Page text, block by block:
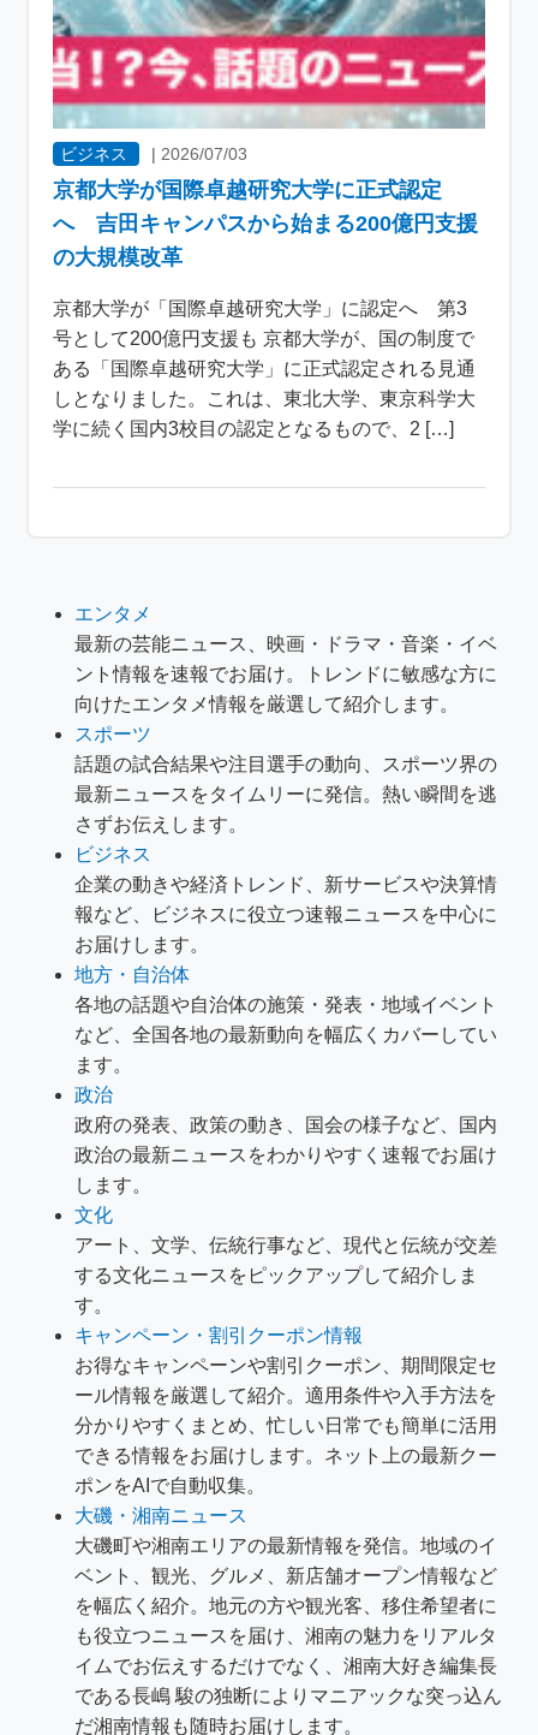
ビジネス | 2026/07/03
京都大学が国際卓越研究大学に正式認定
へ 吉田キャンパスから始まる200億円支援
の大規模改革
京都大学が「国際卓越研究大学」に認定へ 第3
号として200億円支援も 京都大学が、国の制度で
ある「国際卓越研究大学」に正式認定される見通
しとなりました。これは、東北大学、東京科学大
学に続く国内3校目の認定となるもので、2 […]
エンタメ
最新の芸能ニュース、映画・ドラマ・音楽・イベ
ント情報を速報でお届け。トレンドに敏感な方に
向けたエンタメ情報を厳選して紹介します。
スポーツ
話題の試合結果や注目選手の動向、スポーツ界の
最新ニュースをタイムリーに発信。熱い瞬間を逃
さずお伝えします。
ビジネス
企業の動きや経済トレンド、新サービスや決算情
報など、ビジネスに役立つ速報ニュースを中心に
お届けします。
地方・自治体
各地の話題や自治体の施策・発表・地域イベント
など、全国各地の最新動向を幅広くカバーしてい
ます。
政治
政府の発表、政策の動き、国会の様子など、国内
政治の最新ニュースをわかりやすく速報でお届け
します。
文化
アート、文学、伝統行事など、現代と伝統が交差
する文化ニュースをピックアップして紹介しま
す。
キャンペーン・割引クーポン情報
お得なキャンペーンや割引クーポン、期間限定セ
ール情報を厳選して紹介。適用条件や入手方法を
分かりやすくまとめ、忙しい日常でも簡単に活用
できる情報をお届けします。ネット上の最新クー
ポンをAIで自動収集。
大磯・湘南ニュース
大磯町や湘南エリアの最新情報を発信。地域のイ
ベント、観光、グルメ、新店舗オープン情報など
を幅広く紹介。地元の方や観光客、移住希望者に
も役立つニュースを届け、湘南の魅力をリアルタ
イムでお伝えするだけでなく、湘南大好き編集長
である長嶋 駿の独断によりマニアックな突っ込ん
だ湘南情報も随時お届けします。